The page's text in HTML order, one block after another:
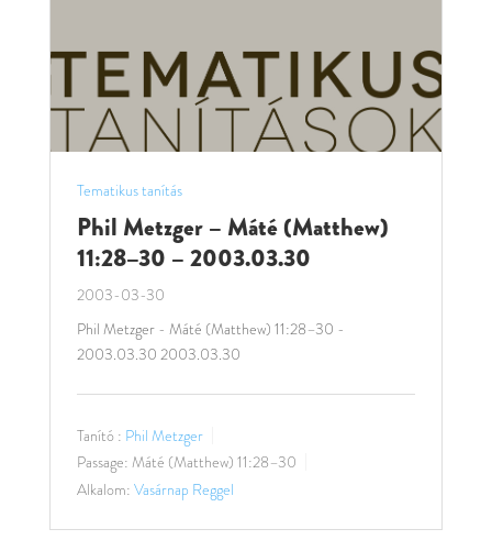
Tematikus tanítás
Phil Metzger – Máté (Matthew)
11:28–30 – 2003.03.30
2003-03-30
Phil Metzger - Máté (Matthew) 11:28–30 -
2003.03.30 2003.03.30
Tanító : Phil Metzger
Passage: Máté (Matthew) 11:28–30
Alkalom: Vasárnap Reggel